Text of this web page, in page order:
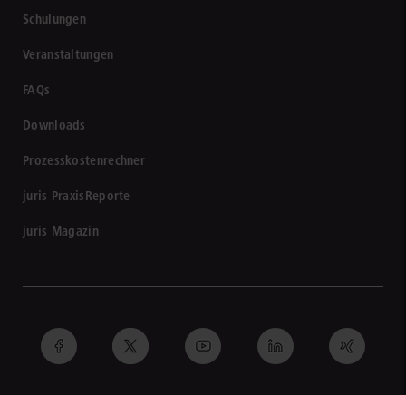
Schulungen
Veranstaltungen
FAQs
Downloads
Prozesskostenrechner
juris PraxisReporte
juris Magazin